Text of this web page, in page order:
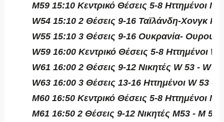
M59 15:10 Κεντρικό Θέσεις 5-8 Ηττημένοι
W54 15:10 2 Θέσεις 9-16 Ταϊλάνδη-Χονγκ
W55 15:10 3 Θέσεις 9-16 Ουκρανία-
W59 16:00 Κεντρικό Θέσεις 5-8 Ηττημένοι
W61 16:00 2 Θέσεις 9-12 Νικητές W 53 - W 56
W63 16:00 3 Θέσεις 13-16 Ηττημένοι W 53 -
M60 16:50 Κεντρικό Θέσεις 5-8 Ηττημένοι M
M61 16:50 2 Θέσεις 9-12 Νικητές M53 - M 56